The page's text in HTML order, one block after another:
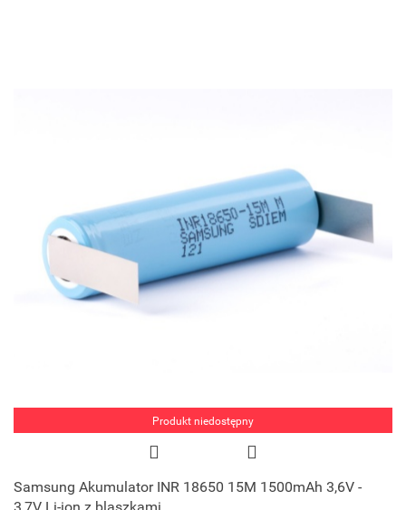
Produkt niedostępny
Samsung Akumulator INR 18650 15M 1500mAh 3,6V -